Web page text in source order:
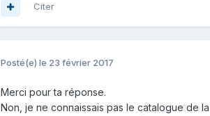
Citer
Posté(e) le 23 février 2017
Merci pour ta réponse.
Non, je ne connaissais pas le catalogue de